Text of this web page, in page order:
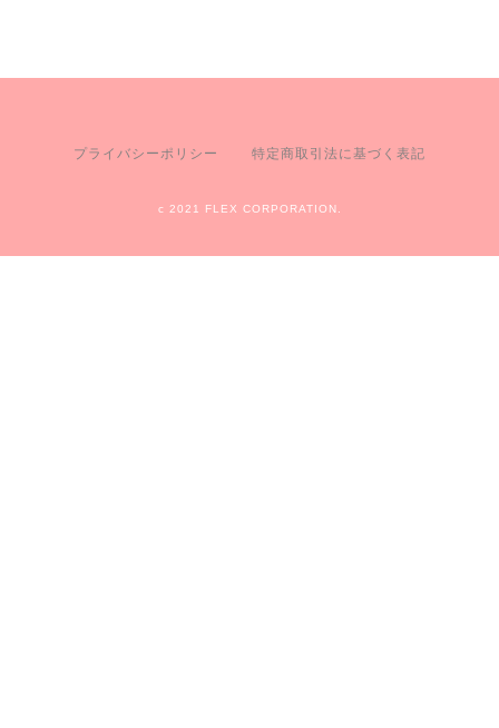
プライバシーポリシー 特定商取引法に基づく表記
c 2021 FLEX CORPORATION.